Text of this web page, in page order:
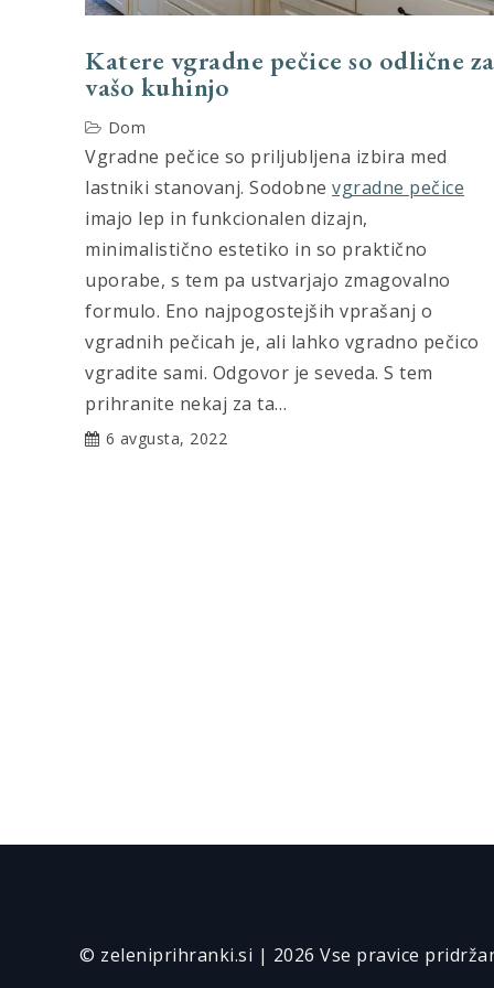
Katere vgradne pečice so odlične za
vašo kuhinjo
Dom
Vgradne pečice so priljubljena izbira med
lastniki stanovanj. Sodobne vgradne pečice
imajo lep in funkcionalen dizajn,
minimalistično estetiko in so praktično
uporabe, s tem pa ustvarjajo zmagovalno
formulo. Eno najpogostejših vprašanj o
vgradnih pečicah je, ali lahko vgradno pečico
vgradite sami. Odgovor je seveda. S tem
prihranite nekaj za ta…
6 avgusta, 2022
© zeleniprihranki.si | 2026 Vse pravice